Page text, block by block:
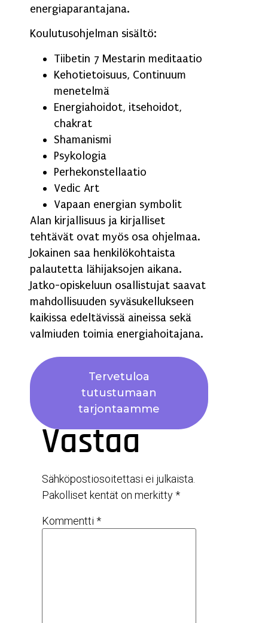
energiaparantajana.
Koulutusohjelman sisältö:
Tiibetin 7 Mestarin meditaatio
Kehotietoisuus, Continuum
menetelmä
Energiahoidot, itsehoidot,
chakrat
Shamanismi
Psykologia
Perhekonstellaatio
Vedic Art
Vapaan energian symbolit
Alan kirjallisuus ja kirjalliset
tehtävät ovat myös osa ohjelmaa.
Jokainen saa henkilökohtaista
palautetta lähijaksojen aikana.
Jatko-opiskeluun osallistujat saavat
mahdollisuuden syväsukellukseen
kaikissa edeltävissä aineissa sekä
valmiuden toimia energiahoitajana.
Tervetuloa
tutustumaan
tarjontaamme
Vastaa
Sähköpostiosoitettasi ei julkaista.
Pakolliset kentät on merkitty*
Kommentti *